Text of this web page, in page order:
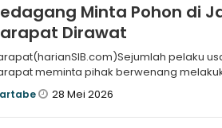
Minta Pohon di
Dirawat
pelaku
meminta pihak berwenang
di sepanjang
28 Mei 2026